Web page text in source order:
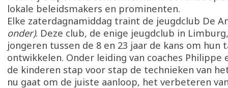
lokale beleidsmakers en prominenten.
Elke zaterdagnamiddag traint de jeugdclub De
onder). Deze club, de enige jeugdclub in
jongeren tussen de 8 en 23 jaar de kans om hun
ontwikkelen. Onder leiding van coaches Philippe
de kinderen stap voor stap de technieken van
nu gaat om de juiste aanloop, het verbeteren